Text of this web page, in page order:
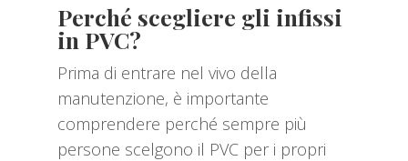
Perché scegliere gli infissi
in PVC?
Prima di entrare nel vivo della
manutenzione, è importante
comprendere perché sempre più
persone scelgono il PVC per i propri